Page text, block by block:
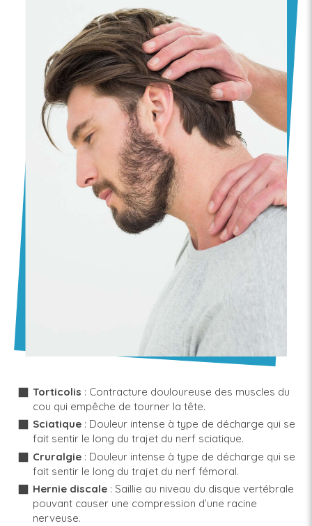
Torticolis : Contracture douloureuse des muscles du
cou qui empêche de tourner la tête.
Sciatique : Douleur intense à type de décharge qui se
fait sentir le long du trajet du nerf sciatique.
Cruralgie : Douleur intense à type de décharge qui se
fait sentir le long du trajet du nerf fémoral.
Hernie discale : Saillie au niveau du disque vertébrale
pouvant causer une compression d’une racine
nerveuse.